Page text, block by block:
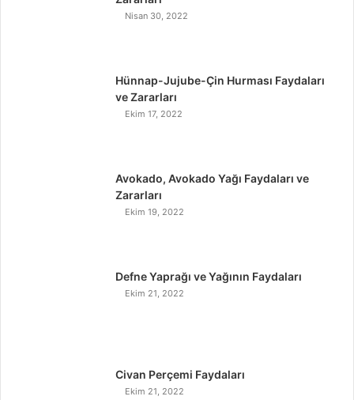
Nisan 30, 2022
Hünnap-Jujube-Çin Hurması Faydaları
ve Zararları
Ekim 17, 2022
Avokado, Avokado Yağı Faydaları ve
Zararları
Ekim 19, 2022
Defne Yaprağı ve Yağının Faydaları
Ekim 21, 2022
Civan Perçemi Faydaları
Ekim 21, 2022